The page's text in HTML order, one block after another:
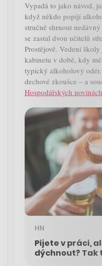
Vypadá to jako návod,
když někdo popíjí
stručně shrnout
se zastal dvou učitelů
Prostějově. Vedení
kabinetu v době, kdy
typický alkoholový
dechové zkoušce – a
Hospodářských novinách
HN
Pijete v práci,
dýchnout?